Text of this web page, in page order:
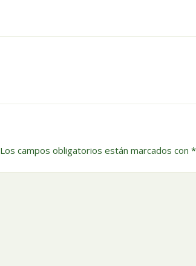
Los campos obligatorios están marcados con *